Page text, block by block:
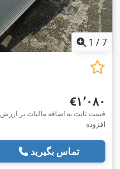
1 /7
‎€۱٬۰۸۰
قیمت ثابت به اضافه مالیات بر ارزش
افزوده
تماس بگیرید